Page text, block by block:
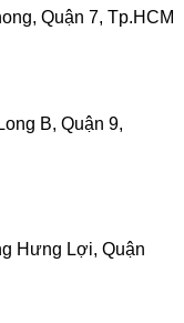
Quận 7, Tp.HCM
B, Quận 9,
Hưng Lợi, Quận